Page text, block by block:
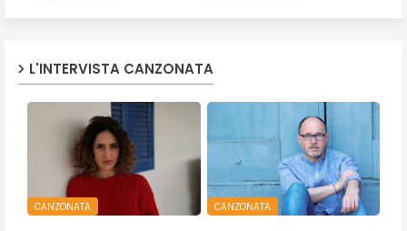
L'INTERVISTA CANZONATA
CANZONATA CANZONATA